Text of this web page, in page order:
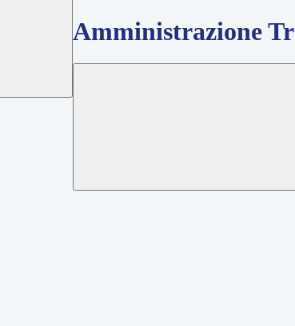
Amministrazione